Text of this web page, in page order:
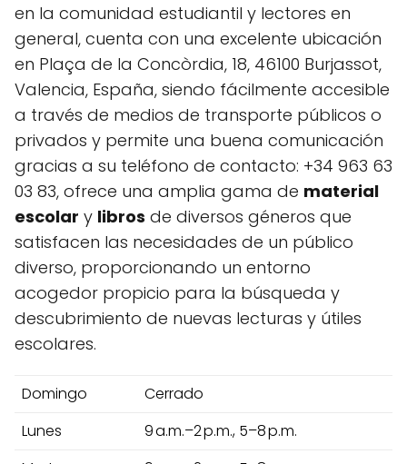
en la comunidad estudiantil y lectores en
general, cuenta con una excelente ubicación
en Plaça de la Concòrdia, 18, 46100 Burjassot,
Valencia, España, siendo fácilmente accesible
a través de medios de transporte públicos o
privados y permite una buena comunicación
gracias a su teléfono de contacto: +34 963 63
03 83, ofrece una amplia gama de material
escolar y libros de diversos géneros que
satisfacen las necesidades de un público
diverso, proporcionando un entorno
acogedor propicio para la búsqueda y
descubrimiento de nuevas lecturas y útiles
escolares.
Domingo
Cerrado
Lunes
9 a.m.–2 p.m., 5–8 p.m.